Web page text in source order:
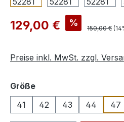
Verkaufspreis:
129,00 € % Regulärer
150,00 €
Preise inkl. MwSt. zzgl.
Größeauswählen
41
42 43 44 47